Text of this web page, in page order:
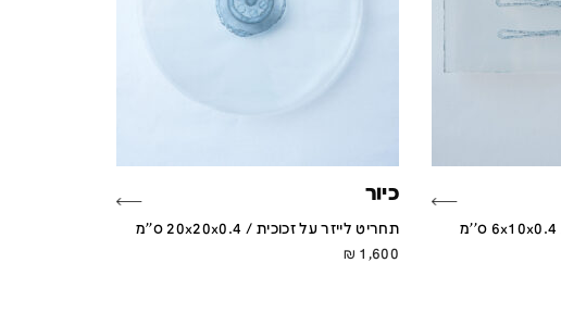
כיור
תחריט לייזר על זכוכית / 20x20x0.4 ס''מ
1,600
₪